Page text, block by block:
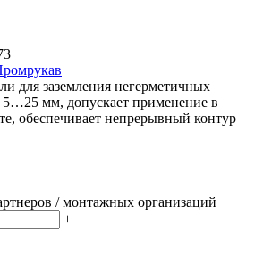
для заземления негерметичных
5…25 мм, допускает применение в
обеспечивает непрерывный контур
/ монтажных организаций
+